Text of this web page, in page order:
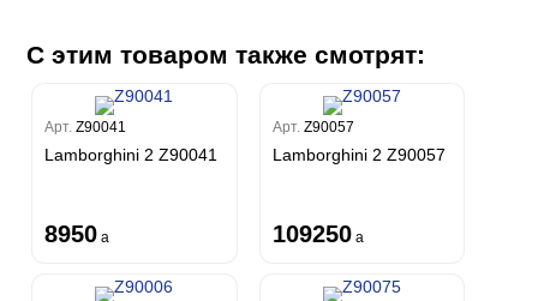
Бергги
Linen
King
Him
С этим товаром также смотрят:
Арт.Z90041
Lamborghini 2 Z90041
8950 a
Арт. Z90057
Lamborghini 2 Z90057
109250 a